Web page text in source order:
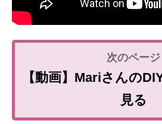
【動画】Mariさんの
見る